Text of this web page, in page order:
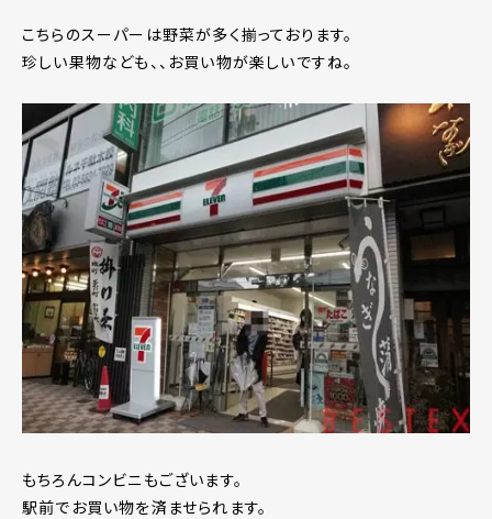
こちらのスーパーは野菜が多く揃っております。
珍しい果物なども、、お買い物が楽しいですね。
もちろんコンビニもございます。
駅前でお買い物を済ませられます。